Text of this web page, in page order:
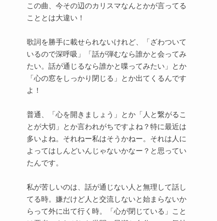
この曲、今その辺のカリスマなんとかが言ってる
こととは大違い！
歌詞を勝手に載せられないけれど、「ざわついて
いるので深呼吸」「話が弾むなら誰かと会ってみ
たい。話が通じるなら誰かと喋ってみたい」とか
「心の窓をしっかり閉じる」とか出てくるんです
よ！
普通、「心を開きましょう」とか「人と繋がるこ
とが大切」とか言われがちですよね？特に最近は
多いよね。それねー私はそうかねー。それは人に
よってはしんどいんじゃないかなー？と思ってい
たんです。
私が苦しいのは、話が通じない人と無理して話し
てる時。嫌だけど人と交流しないと始まらないか
らって外に出て行く時。「心が閉じている」こと